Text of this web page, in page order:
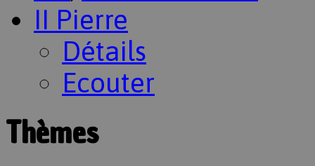
II Pierre
Détails
Ecouter
Thèmes